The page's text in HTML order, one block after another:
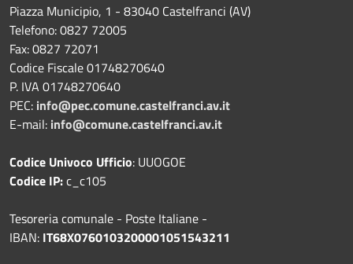
Piazza Municipio, 1 - 83040 Castelfranci (AV)
Telefono: 0827 72005
Fax: 0827 72071
Codice Fiscale 01748270640
P. IVA 01748270640
PEC: info@pec.comune.castelfranci.av.it
E-mail: info@comune.castelfranci.av.it
Codice Univoco Ufficio: UUOGOE
Codice IP:c_c105
Tesoreria comunale - Poste Italiane -
IBAN: IT68X0760103200001051543211